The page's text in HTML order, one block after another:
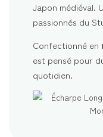
Japon médiéval.
passionnés du
Confectionné en
est pensé pour
quotidien.